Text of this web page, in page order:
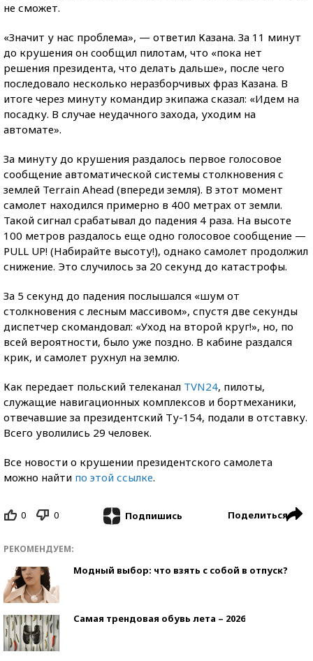
не сможет.
«Значит у нас проблема», — ответил Казана. За 11 минут
до крушения он cообщил пилотам, что «пока нет
решения президента, что делать дальше», после чего
последовало несколько неразборчивых фраз Казана. В
итоге через минуту командир экипажа сказал: «Идем на
посадку. В случае неудачного захода, уходим на
автомате».
За минуту до крушения раздалось первое голосовое
сообщение автоматической системы столкновения с
землей Terrain Ahead (впереди земля). В этот момент
самолет находился примерно в 400 метрах от земли.
Такой сигнал срабатывал до падения 4 раза. На высоте
100 метров раздалось еще одно голосовое сообщение —
PULL UP! (Набирайте высоту!), однако самолет продолжил
снижение. Это случилось за 20 секунд до катастрофы.
За 5 секунд до падения послышался «шум от
столкновения с лесным массивом», спустя две секунды
диспетчер скомандовал: «Уход на второй круг!», но, по
всей вероятности, было уже поздно. В кабине раздался
крик, и самолет рухнул на землю.
Как передает польский телеканал TVN24, пилоты,
служащие навигационных комплексов и бортмеханики,
отвечавшие за президентский Ту-154, подали в отставку.
Всего уволились 29 человек.
Все новости о крушении президентского самолета
можно найти по этой ссылке.
0 0 Подпишись Поделиться
РЕКОМЕНДУЕМ:
Модный выбор: что взять с собой в отпуск?
Самая трендовая обувь лета – 2026